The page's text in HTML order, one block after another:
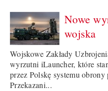
Nowe
wojska
Wojskowe Zakłady
wyrzutni iLauncher, które
przez Polskę systemu
Przekazani...